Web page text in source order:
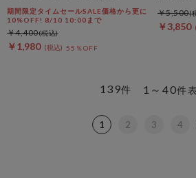
期間限定タイムセールSALE価格から更に
10%OFF! 8/10 10:00まで
￥1,980 55％OFF
￥4,400
￥3,850
￥5,500
1～40件
139件
1 2 3 4